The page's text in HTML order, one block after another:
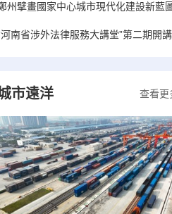
州擘畫國家中心城市現代化建設新藍
河南省涉外法律服務大講堂”第二期開講
查看更
市遠洋